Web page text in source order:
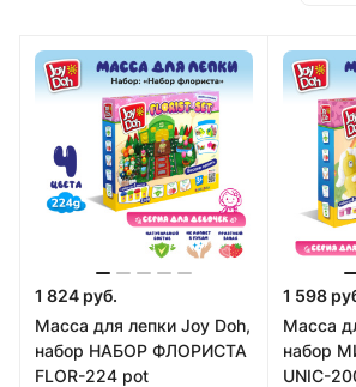
1 824 руб.
Масса для лепки Joy Doh,
набор НАБОР ФЛОРИСТА
FLOR-224 pot
1 598
Масса
набор
UNIC-